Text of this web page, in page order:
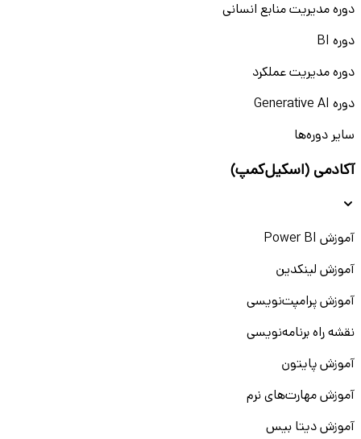
دوره مدیریت منابع انسانی
دوره BI
دوره مدیریت عملکرد
دوره Generative AI
سایر دوره‌ها
آکادمی (اسکیل‌کمپ)
آموزش Power BI
آموزش لینکدین
آموزش پرامپت‌نویسی
نقشه راه برنامه‌نویسی
آموزش پایتون
آموزش مهارت‌های نرم
آموزش دیتا بیس